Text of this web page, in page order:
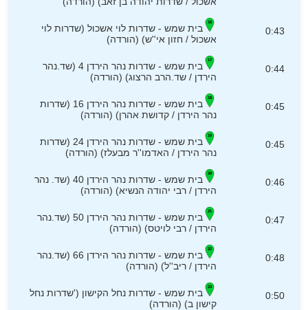
0:43
בית שמש - שדרות לוי אשכול (שדרות לוי
אשכול / חזון אי''ש) (הורדה)
0:44
בית שמש - שדרות נהר הירדן 4 (שד.נהר
הירדן / שד.הרב הרצוג) (הורדה)
0:45
בית שמש - שדרות נהר הירדן 16 (שדרות
נהר הירדן / קדושת אהרן) (הורדה)
0:45
בית שמש - שדרות נהר הירדן 24 (שדרות
נהר הירדן / האדמו''ר מבעלז) (הורדה)
0:46
בית שמש - שדרות נהר הירדן 40 (שד. נהר
הירדן / רבי יהודה הנשיא) (הורדה)
0:47
בית שמש - שדרות נהר הירדן 50 (שד.נהר
הירדן / רבי לויטס) (הורדה)
0:48
בית שמש - שדרות נהר הירדן 66 (שד.נהר
הירדן / ריב''ל) (הורדה)
0:50
בית שמש - שדרות נחל הקישון ('שדרות נחל
קישון ב) (הורדה)